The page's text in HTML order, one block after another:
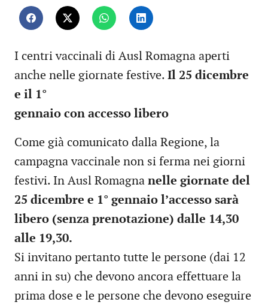
I centri vaccinali di Ausl Romagna aperti
anche nelle giornate festive. Il 25 dicembre
e il 1°
gennaio con accesso libero
Come già comunicato dalla Regione, la
campagna vaccinale non si ferma nei giorni
festivi. In Ausl Romagna nelle giornate del
25 dicembre e 1° gennaio l’accesso sarà
libero (senza prenotazione) dalle 14,30
alle 19,30.
Si invitano pertanto tutte le persone (dai 12
anni in su) che devono ancora effettuare la
prima dose e le persone che devono eseguire